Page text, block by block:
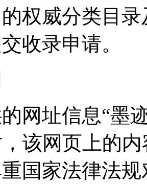
权威分类目
收录申请。
网址信息“墨
该网页上的
国家法律法